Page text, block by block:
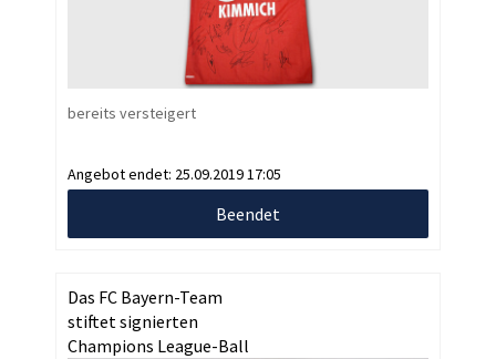
bereits versteigert
Angebot endet: 25.09.2019 17:05
Beendet
Das FC Bayern-Team
stiftet signierten
Champions League-Ball